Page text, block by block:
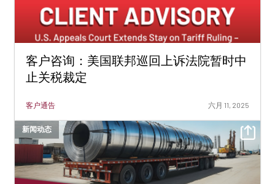
客户咨询：美国联邦巡回上诉法院暂时中
止关税裁定
客户通告 六月 11, 2025
新闻动态